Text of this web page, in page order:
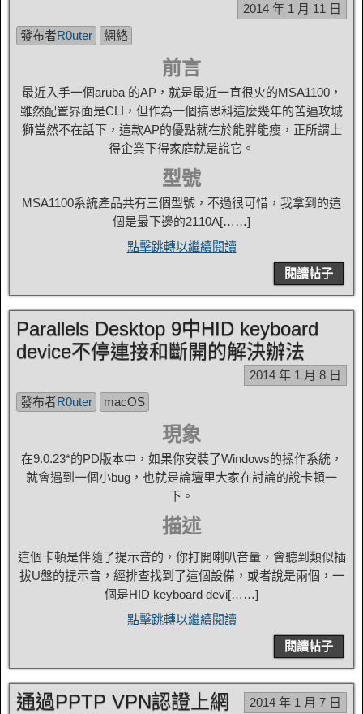
2014 年 1 月 11 日
發布者R0uter 網絡
前言
最近入手一個aruba 的AP，就是最近一直很火的MSA1100，
雖然配置界面是CLI，但作為一個搞思科這麼幾年的苦逼攻城
獅當然不在話下，這款AP的優點就在於能胖能瘦，正所謂上
得企業下得家庭就是說它。
型號
MSA1100系統產品共有三個型號，不過很可惜，我拿到的這
個是最下邊的2110A[……]
點擊跳轉以繼續閱讀
閱讀帖子
Parallels Desktop 9中HID keyboard
device不停連接和斷開的解決辦法
2014 年 1 月 8 日
發布者R0uter macOS
現象
在9.0.23*的PD版本中，如果你安裝了Windows的操作系統，
就會遇到一個小bug，也就是論壇里大家在討論的說卡頓一
下。
描述
這個卡頓是伴隨了提示音的，你打開喇叭音量，會聽到類似插
拔U盤的提示音，經排查找到了這個設備，或者說是兩個，一
個是HID keyboard devi[……]
點擊跳轉以繼續閱讀
閱讀帖子
通過PPTP VPN認證上網
2014 年 1 月 7 日